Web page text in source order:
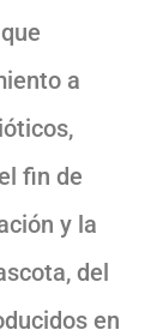
a
fin de
y la
del
en